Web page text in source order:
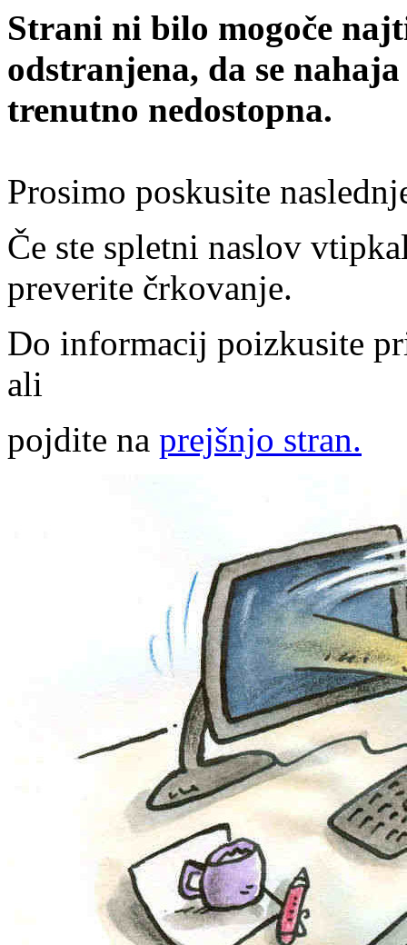
Strani ni bilo mogoče
odstranjena, da se
trenutno nedostopna.
Prosimo poskusite
Če ste spletni naslov
preverite črkovanje.
Do informacij poizkusite
ali
pojdite na prejšnjo stran.